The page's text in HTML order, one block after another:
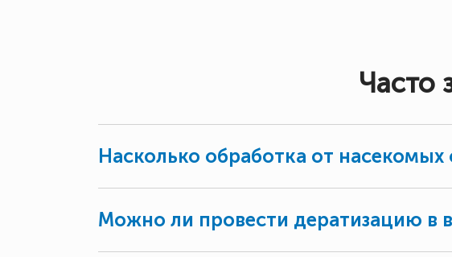
Часто
Насколько обработка от
Можно ли провести дератизацию в